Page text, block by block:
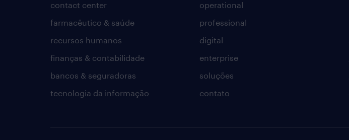
contact center
farmacêutico & saúde
recursos humanos
finanças & contabilidade
bancos & seguradoras
tecnologia da informação
operational
professional
digital
enterprise
soluções
contato